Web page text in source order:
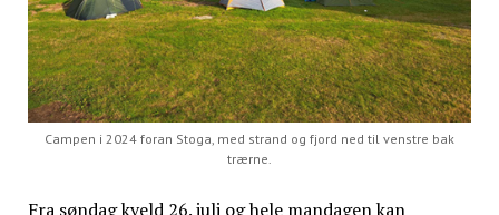
Campen i 2024 foran Stoga, med strand og fjord ned til venstre bak
trærne.
Fra søndag kveld 26. juli og hele mandagen kan